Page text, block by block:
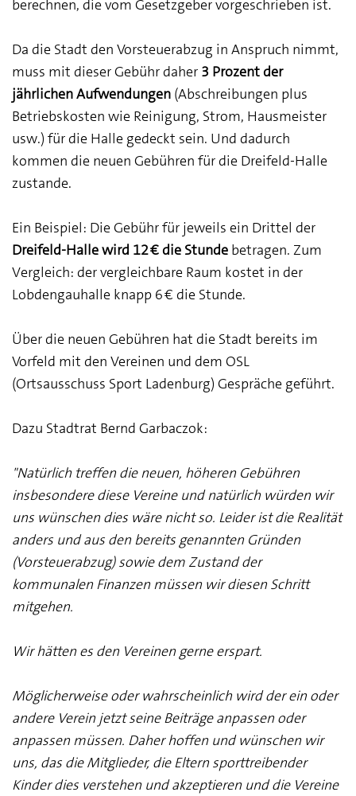
berechnen, die vom Gesetzgeber vorgeschrieben ist.
Da die Stadt den Vorsteuerabzug in Anspruch nimmt,
muss mit dieser Gebühr daher 3 Prozent der
jährlichen Aufwendungen (Abschreibungen plus
Betriebskosten wie Reinigung, Strom, Hausmeister
usw.) für die Halle gedeckt sein. Und dadurch
kommen die neuen Gebühren für die Dreifeld-Halle
zustande.
Ein Beispiel: Die Gebühr für jeweils ein Drittel der
Dreifeld-Halle wird 12 € die Stunde betragen. Zum
Vergleich: der vergleichbare Raum kostet in der
Lobdengauhalle knapp 6 € die Stunde.
Über die neuen Gebühren hat die Stadt bereits im
Vorfeld mit den Vereinen und dem OSL
(Ortsausschuss Sport Ladenburg) Gespräche geführt.
Dazu Stadtrat Bernd Garbaczok:
"Natürlich treffen die neuen, höheren Gebühren
insbesondere diese Vereine und natürlich würden wir
uns wünschen dies wäre nicht so. Leider ist die Realität
anders und aus den bereits genannten Gründen
(Vorsteuerabzug) sowie dem Zustand der
kommunalen Finanzen müssen wir diesen Schritt
mitgehen.
Wir hätten es den Vereinen gerne erspart.
Möglicherweise oder wahrscheinlich wird der ein oder
andere Verein jetzt seine Beiträge anpassen oder
anpassen müssen. Daher hoffen und wünschen wir
uns, das die Mitglieder, die Eltern sporttreibender
Kinder dies verstehen und akzeptieren und die Vereine